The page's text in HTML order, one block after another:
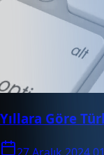
Yıllara Göre